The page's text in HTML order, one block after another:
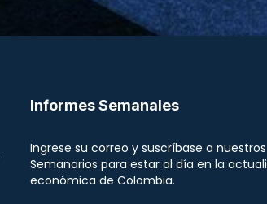
Informes Semanales
Ingrese su correo y suscríbase a nuestros
Semanarios para estar al día en la
económica de Colombia.